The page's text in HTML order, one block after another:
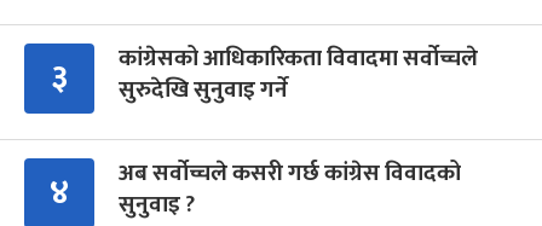
३
कांग्रेसको आधिकारिकता विवादमा सर्वोच्चले
सुरुदेखि सुनुवाइ गर्ने
४
अब सर्वोच्चले कसरी गर्छ कांग्रेस विवादको
सुनुवाइ ?